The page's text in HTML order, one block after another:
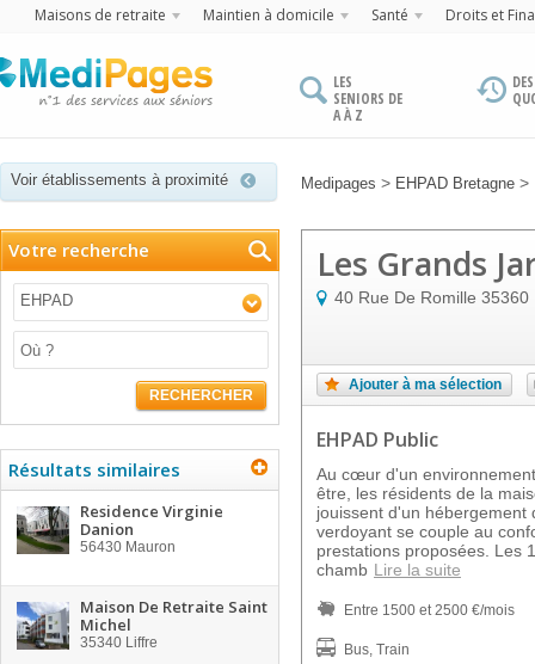
Maisons de retraite Maintien à domicile Santé Droits et
LES
SENIORS DE
A À Z
Voir établissements à proximité Medipages > EHPAD Bretagne >
Votre recherche
EHPAD
RECHERCHER
Résultats similaires
Residence Virginie
Danion
56430 Mauron
Maison De Retraite Saint
Michel
35340 Liffre
Les Grands
40 Rue De Romille 35360
Ajouter à ma sélection
EHPAD Public
Au cœur d'un
être, les résidents de la
jouissent d'un hébergement
verdoyant se couple au
prestations proposées. Les
chamb Lire la suite
Entre 1500 et 2500 €/mois
Bus, Train